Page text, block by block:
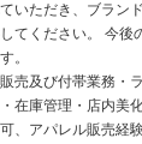
いただき、ブラン
てください。 今後
。
販売及び付帯業務・
在庫管理・店内美
、アパレル販売経